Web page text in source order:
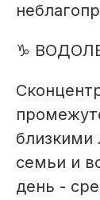
♑
семьи и
день -